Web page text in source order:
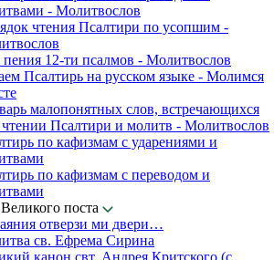
- Молитвослов
чтения Псалтири по усопшим -
12-ти псалмов - Молитвослов
Псалтирь на русском языке - Молимся
малопонятных слов, встречающихся
Псалтири и молитв - Молитвослов
по кафизмам с ударениями и
по кафизмам с переводом и
поста
отверзи ми двери…
св. Ефрема Сирина
канон свт. Андрея Критского (с